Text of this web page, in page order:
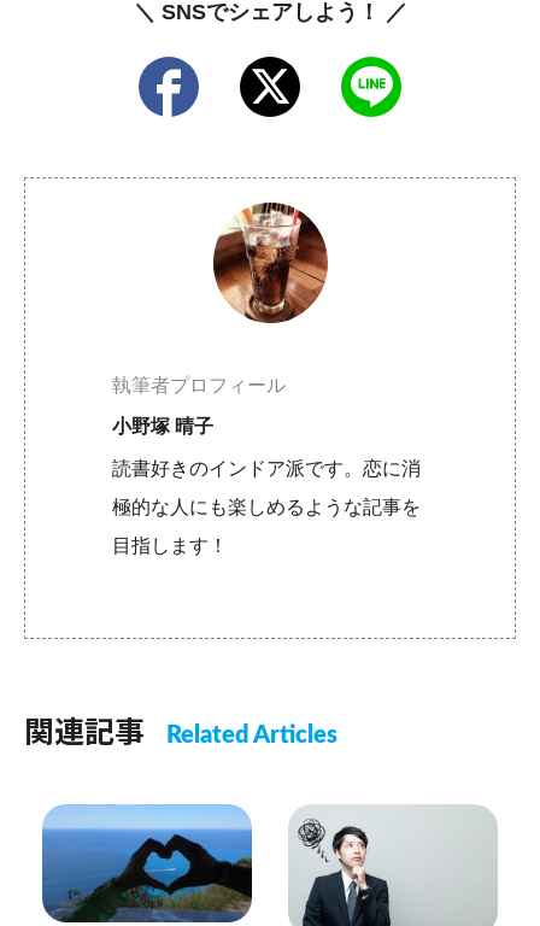
＼ SNSでシェアしよう！ ／
執筆者プロフィール
小野塚 晴子
読書好きのインドア派です。恋に消
極的な人にも楽しめるような記事を
目指します！
関連記事 Related Articles